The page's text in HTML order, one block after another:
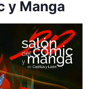
y Manga